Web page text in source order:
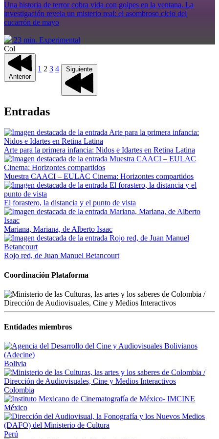
Una historia de terror cobra vida con golpes en la ventana. La
investigación revela un misterio real: el asombroso ciclo del
cucarrón de mayo
23 min. Experimental
Col
Anterior
1 2 3 4
Entradas
Arte para la primera infancia: Nidos e Idartes en Retina Latina
Muestra CAACI – EULAC Cinema: Horizontes compartidos
El forastero, la distancia y el punto de vista
Mariana, Mariana, de Alberto Isaac
Rojo red, de Juan Manuel Betancourt
Coordinación Plataforma
Entidades miembros
Bolivia
Colombia
México
Perú